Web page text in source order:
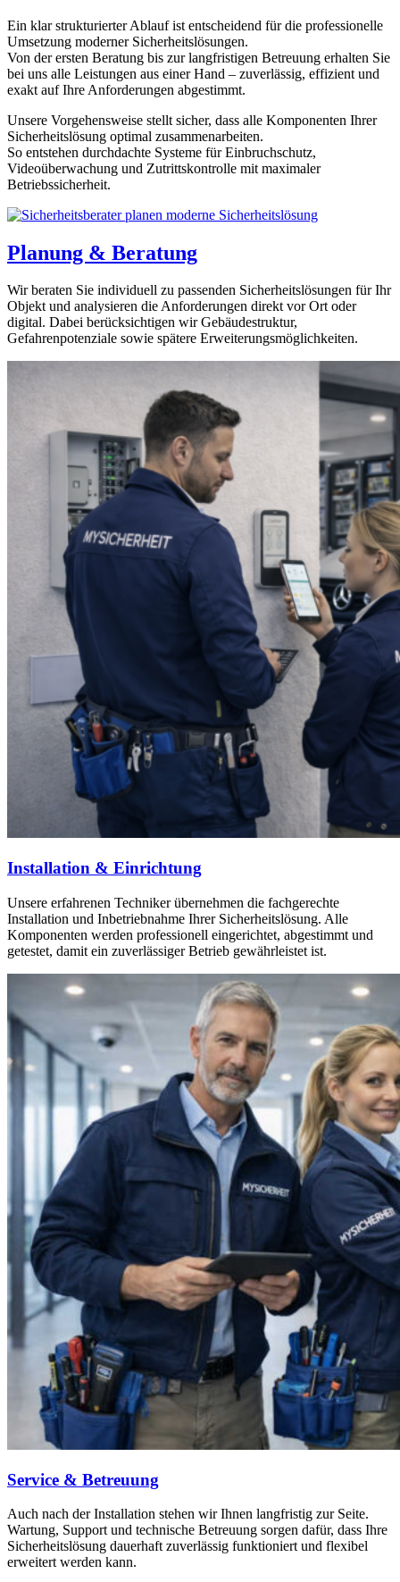
Ein klar strukturierter Ablauf ist entscheidend für die professionelle
Umsetzung moderner Sicherheitslösungen.
Von der ersten Beratung bis zur langfristigen Betreuung erhalten Sie
bei uns alle Leistungen aus einer Hand – zuverlässig, effizient und
exakt auf Ihre Anforderungen abgestimmt.
Unsere Vorgehensweise stellt sicher, dass alle Komponenten Ihrer
Sicherheitslösung optimal zusammenarbeiten.
So entstehen durchdachte Systeme für Einbruchschutz,
Videoüberwachung und Zutrittskontrolle mit maximaler
Betriebssicherheit.
Planung & Beratung
Wir beraten Sie individuell zu passenden Sicherheitslösungen für Ihr
Objekt und analysieren die Anforderungen direkt vor Ort oder
digital. Dabei berücksichtigen wir Gebäudestruktur,
Gefahrenpotenziale sowie spätere Erweiterungsmöglichkeiten.
Installation & Einrichtung
Unsere erfahrenen Techniker übernehmen die fachgerechte
Installation und Inbetriebnahme Ihrer Sicherheitslösung. Alle
Komponenten werden professionell eingerichtet, abgestimmt und
getestet, damit ein zuverlässiger Betrieb gewährleistet ist.
Service & Betreuung
Auch nach der Installation stehen wir Ihnen langfristig zur Seite.
Wartung, Support und technische Betreuung sorgen dafür, dass Ihre
Sicherheitslösung dauerhaft zuverlässig funktioniert und flexibel
erweitert werden kann.